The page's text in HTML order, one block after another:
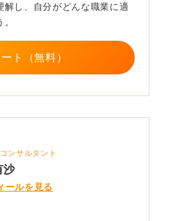
が強ければ挑戦する価値はあ
ればほかの業界を探すとい
自分のキャリアは、自分の判
。
解し、自分がどんな職業に適
ト（無料）
ンサルタント
沙
ールを見る